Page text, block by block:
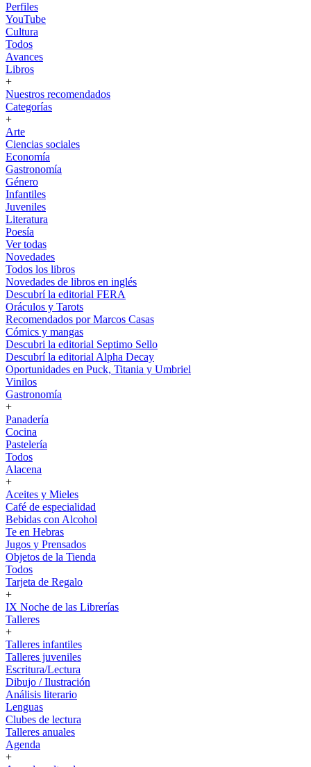
Perfiles
YouTube
Cultura
Todos
Avances
Libros
+
Nuestros recomendados
Categorías
+
Arte
Ciencias sociales
Economía
Gastronomía
Género
Infantiles
Juveniles
Literatura
Poesía
Ver todas
Novedades
Todos los libros
Novedades de libros en inglés
Descubrí la editorial FERA
Oráculos y Tarots
Recomendados por Marcos Casas
Cómics y mangas
Descubri la editorial Septimo Sello
Descubrí la editorial Alpha Decay
Oportunidades en Puck, Titania y Umbriel
Vinilos
Gastronomía
+
Panadería
Cocina
Pastelería
Todos
Alacena
+
Aceites y Mieles
Café de especialidad
Bebidas con Alcohol
Te en Hebras
Jugos y Prensados
Objetos de la Tienda
Todos
Tarjeta de Regalo
+
IX Noche de las Librerías
Talleres
+
Talleres infantiles
Talleres juveniles
Escritura/Lectura
Dibujo / Ilustración
Análisis literario
Lenguas
Clubes de lectura
Talleres anuales
Agenda
+